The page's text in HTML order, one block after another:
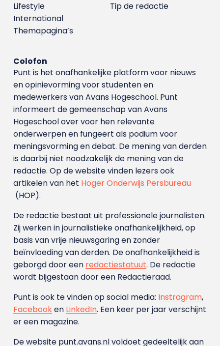
Tip de redactie
Lifestyle
International
Themapagina’s
Colofon
Punt is het onafhankelijke platform voor nieuws
en opinievorming voor studenten en
medewerkers van Avans Hoge­school. Punt
informeert de gemeenschap van Avans
Hogeschool over voor hen relevante
onderwerpen en fungeert als podium voor
meningsvorming en debat. De mening van derden
is daarbij niet noodzakelijk de mening van de
redactie. Op de website vinden lezers ook
artikelen van het Hoger Onderwijs Persbureau
(HOP).
De redactie bestaat uit professionele journalisten.
Zij werken in journalistieke onafhankelijkheid, op
basis van vrije nieuwsgaring en zonder
beïnvloeding van derden. De onafhankelijkheid is
geborgd door een redactiestatuut. De redactie
wordt bijgestaan door een Redactieraad.
Punt is ook te vinden op social media: Instragram,
Facebooken LinkedIn. Een keer per jaar verschijnt
er een magazine.
De website punt.avans.nl voldoet gedeeltelijk aan